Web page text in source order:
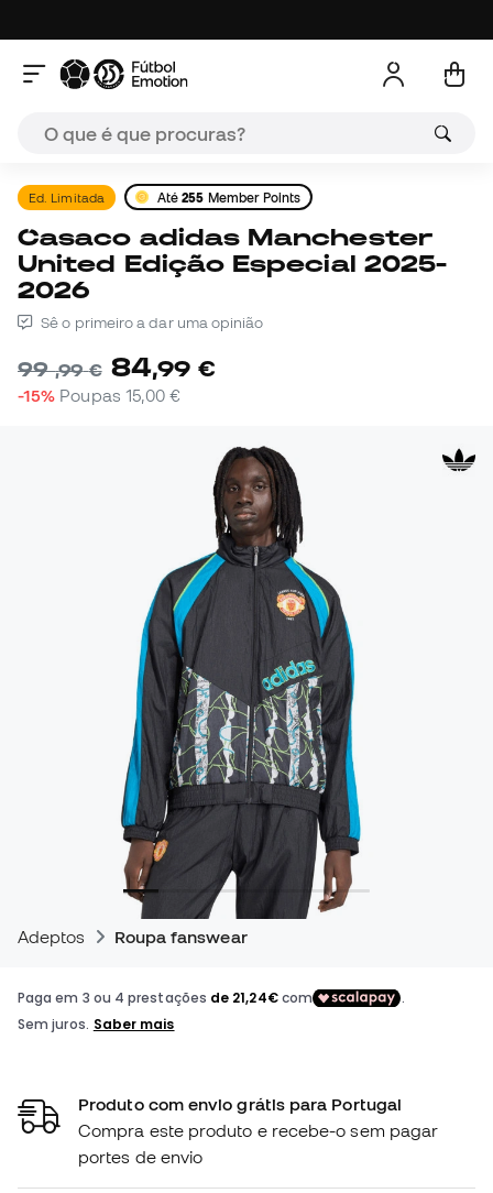
Ed. Limitada Até255 Member Points
Casaco adidas Manchester
United Edição Especial 2025-
2026
Sê o primeiro a dar uma opinião
99,99 € 84,99 €
-15% Poupas 15,00 €
Adeptos Roupa fanswear
Produto com envio grátis para Portugal
Compra este produto e recebe-o sem pagar
portes de envio